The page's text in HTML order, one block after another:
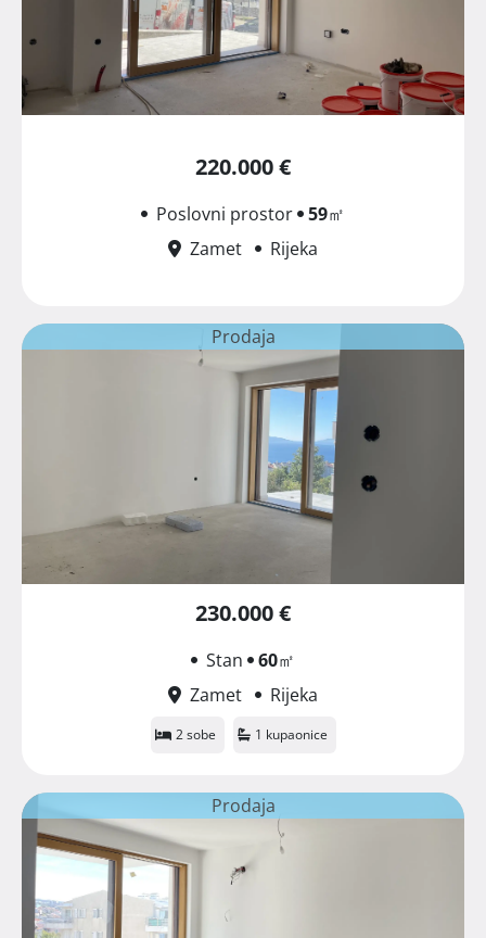
220.000 €
Poslovni prostor 59㎡
Zamet
Rijeka
Prodaja
230.000 €
Stan 60㎡
Zamet
Rijeka
2 sobe 1 kupaonice
Prodaja